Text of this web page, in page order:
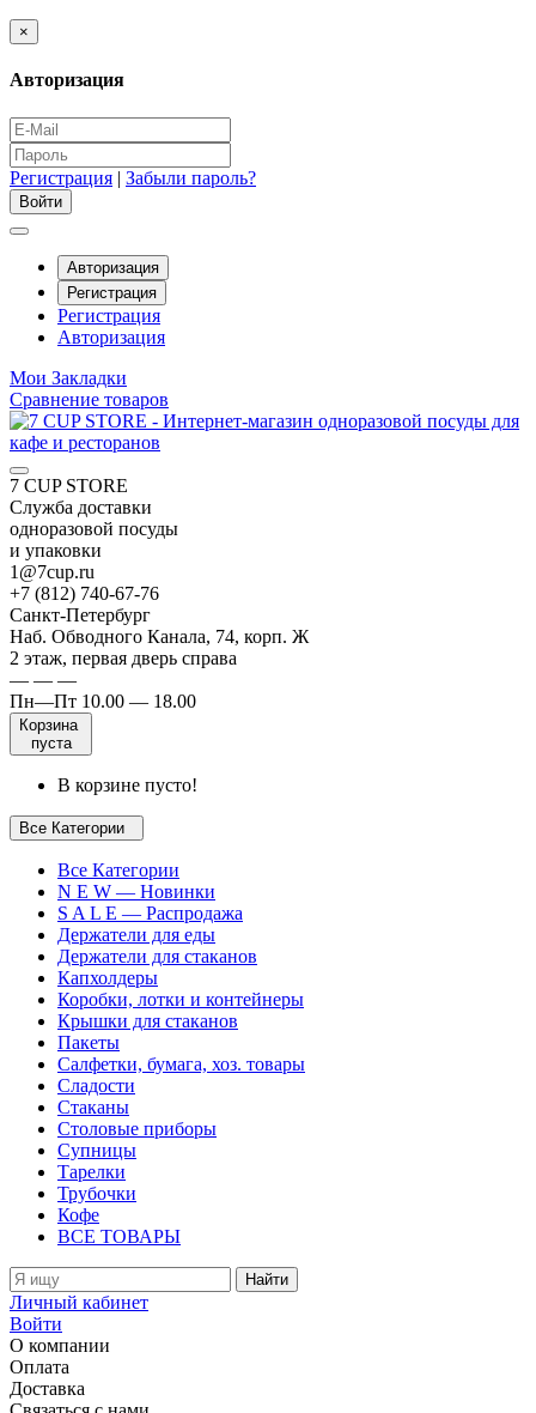
×
Авторизация
Регистрация | Забыли пароль?
Авторизация
Регистрация
Регистрация
Авторизация
Мои Закладки
Сравнение товаров
7 CUP STORE
Служба доставки
одноразовой посуды
и упаковки
1@7cup.ru
+7 (812) 740-67-76
Санкт-Петербург
Наб. Обводного Канала, 74, корп. Ж
2 этаж, первая дверь справа
— — —
Пн—Пт 10.00 — 18.00
Корзина
пуста
В корзине пусто!
Все Категории
Все Категории
N E W — Новинки
S A L E — Распродажа
Держатели для еды
Держатели для стаканов
Капхолдеры
Коробки, лотки и контейнеры
Крышки для стаканов
Пакеты
Салфетки, бумага, хоз. товары
Сладости
Стаканы
Столовые приборы
Супницы
Тарелки
Трубочки
Кофе
ВСЕ ТОВАРЫ
Найти
Личный кабинет
Войти
О компании
Оплата
Доставка